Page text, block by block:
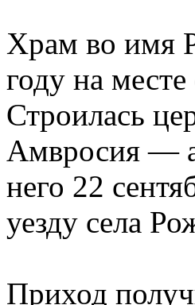
Храм во имя
году на
Строилась
Амвросия —
него 22
уезду села
Приход